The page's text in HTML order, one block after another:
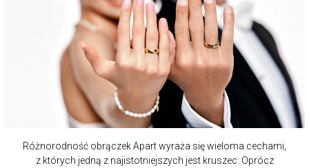
Różnorodność obrączek Apart wyraża się wieloma cechami,
z których jedną z najistotniejszych jest kruszec. Oprócz